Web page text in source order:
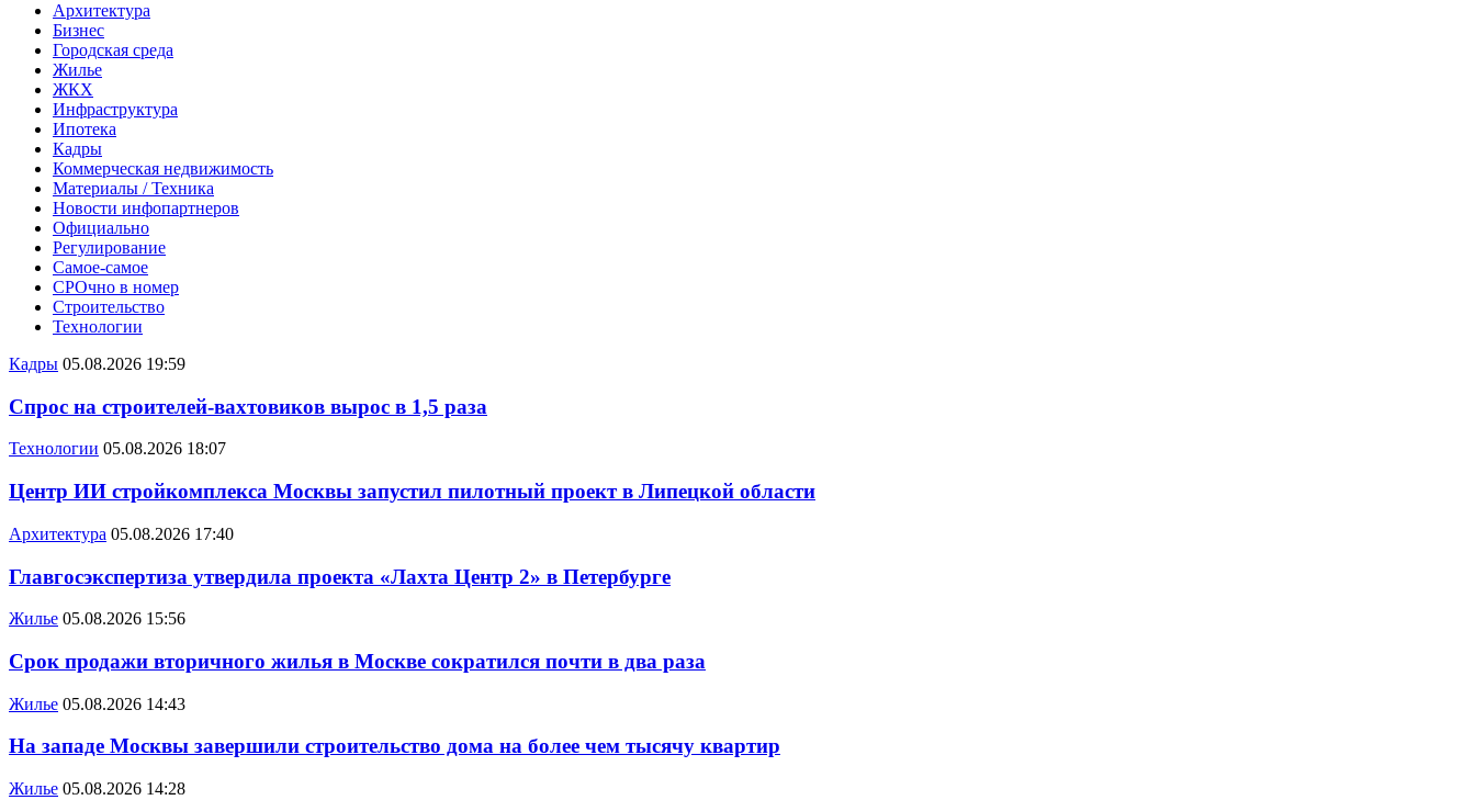
Архитектура
Бизнес
Городская среда
Жилье
ЖКХ
Инфраструктура
Ипотека
Кадры
Коммерческая недвижимость
Материалы / Техника
Новости инфопартнеров
Официально
Регулирование
Самое-самое
СРОчно в номер
Строительство
Технологии
Кадры 05.08.2026 19:59
Спрос на строителей-вахтовиков вырос в 1,5 раза
Технологии 05.08.2026 18:07
Центр ИИ стройкомплекса Москвы запустил пилотный проект в Липецкой области
Архитектура 05.08.2026 17:40
Главгосэкспертиза утвердила проекта «Лахта Центр 2» в Петербурге
Жилье 05.08.2026 15:56
Срок продажи вторичного жилья в Москве сократился почти в два раза
Жилье 05.08.2026 14:43
На западе Москвы завершили строительство дома на более чем тысячу квартир
Жилье 05.08.2026 14:28